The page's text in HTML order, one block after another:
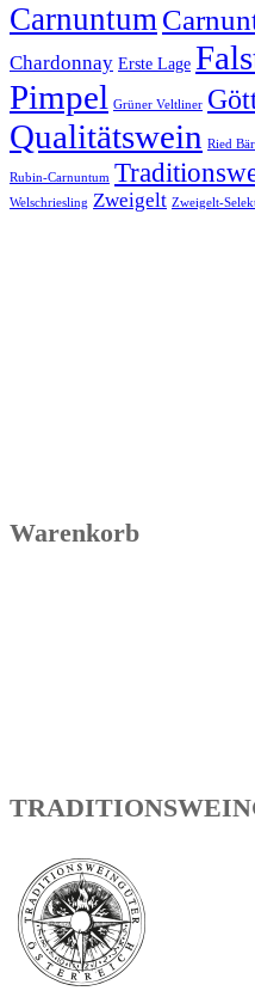
Carnuntum
Chardonnay Erste Lage
Pimpel Grüner Veltliner
Qualitätswein Ried
Rubin-Carnuntum
Welschriesling Zweigelt Zweigelt-
Warenkorb